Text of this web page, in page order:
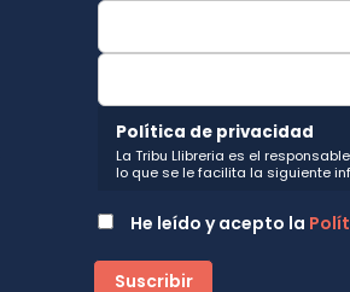
Política de privacidad
La Tribu Llibreria es el
lo que se le facilita la siguiente
nuestros servicios y productos
Igualmente utilizaremos sus
actividad principal de la web,
He leído y acepto la